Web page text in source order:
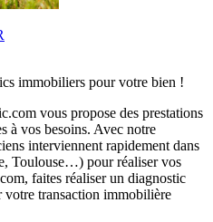
immobiliers pour votre bien !
vous propose des prestations
à vos besoins. Avec notre
interviennent rapidement dans
Toulouse…) pour réaliser vos
faites réaliser un diagnostic
votre transaction immobilière